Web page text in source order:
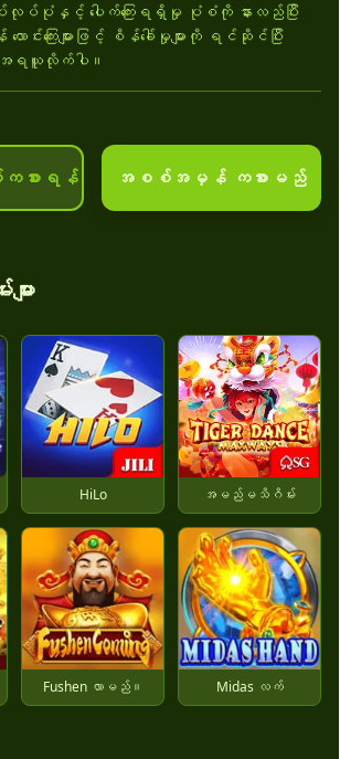
လုပ်ပုံနှင့် ပေါက်ကြေးရရှိမှု ပုံစံကို နားလည်ပြီး
းကြေးများဖြင့် စိန်ခေါ်မှုများကို ရင်ဆိုင်ပြီး
းကို အရယူလိုက်ပါ။
စားရန် အစစ်အမှန် ကစားမည်
ား
HiLo အမည်မသိဂိမ်း
Fushen လာမည်။ Midas လက်